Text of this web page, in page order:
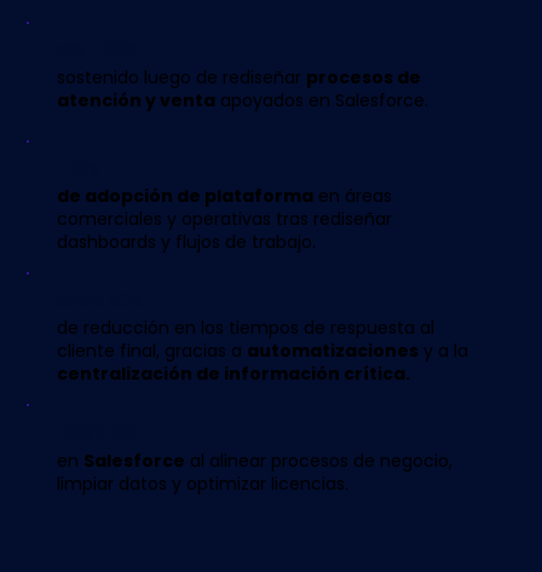
sostenido luego de rediseñar procesos de
atención y venta apoyados en Salesforce.
de adopción de plataforma en áreas
comerciales y operativas tras rediseñar
dashboards y flujos de trabajo.
de reducción en los tiempos de respuesta al
cliente final, gracias a automatizaciones y a la
centralización de información crítica.
en Salesforce al alinear procesos de negocio,
limpiar datos y optimizar licencias.